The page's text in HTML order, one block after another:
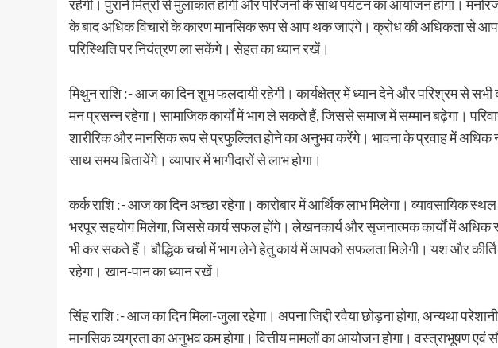
रहेगी। पुराने मित्रों से मुलाकात होगी और परिजनों के साथ पर्यटन का आयोजन होगा।
के बाद अधिक विचारों के कारण मानसिक रूप से आप थक जाएंगे। क्रोध की अधिकता से
परिस्थिति पर नियंत्रण ला सकेंगे। सेहत का ध्यान रखें।
मिथुन राशि :- आज का दिन शुभ फलदायी रहेगी। कार्यक्षेत्र में ध्यान देने और परिश्रम से
मन प्रसन्न रहेगा। सामाजिक कार्यों में भाग ले सकते हैं, जिससे समाज में सम्मान बढ़ेगा।
शारीरिक और मानसिक रूप से प्रफुल्लित होने का अनुभव करेंगे। भावना के प्रवाह में अधिक
साथ समय बितायेंगे। व्यापार में भागीदारों से लाभ होगा।
कर्क राशि :- आज का दिन अच्छा रहेगा। कारोबार में आर्थिक लाभ मिलेगा। व्यावसायिक
भरपूर सहयोग मिलेगा, जिससे कार्य सफल होंगे। लेखनकार्य और सृजनात्मक कार्यों में अधिक
भी कर सकते हैं। बौद्धिक चर्चा में भाग लेने हेतु कार्य में आपको सफलता मिलेगी। यश और कीर्ति
रहेगा। खान-पान का ध्यान रखें।
सिंह राशि :- आज का दिन मिला-जुला रहेगा। अपना जिद्दी रवैया छोड़ना होगा, अन्यथा
मानसिक व्यग्रता का अनुभव कम होगा। वित्तीय मामलों का आयोजन होगा। वस्त्राभूषण एवं